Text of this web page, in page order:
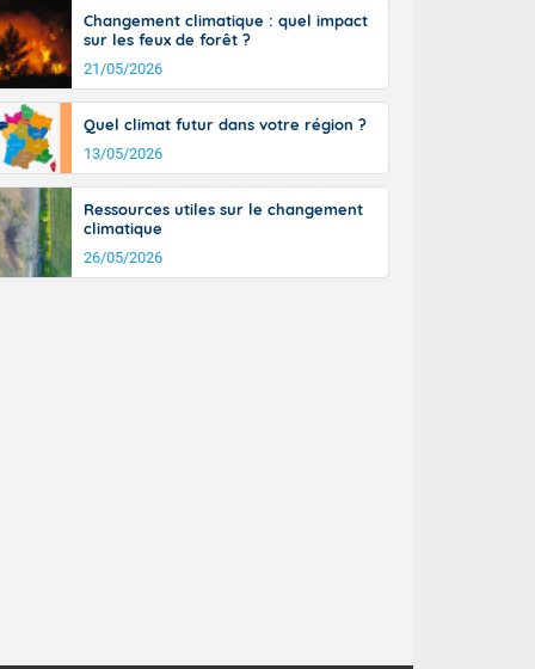
du
50-60 km/h
les
l'après-
général, 14
il fait
30 à 35
Changement climatique : quel impact
sur les feux de forêt ?
21/05/2026
Quel climat futur dans votre région ?
13/05/2026
Ressources utiles sur le changement
climatique
26/05/2026